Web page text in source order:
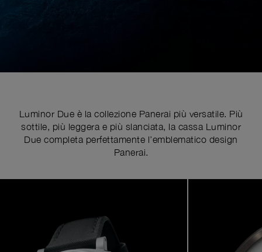
Luminor Due è la collezione Panerai più versatile. Più
sottile, più leggera e più slanciata, la cassa Luminor
Due completa perfettamente l’emblematico design
Panerai.
Image